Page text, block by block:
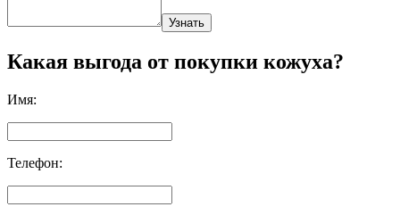
Узнать
Какая выгода от покупки кожуха?
Имя:
Телефон: